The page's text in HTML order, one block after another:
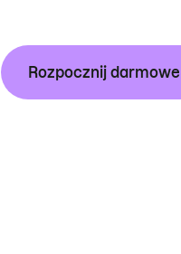
Rozpocznij